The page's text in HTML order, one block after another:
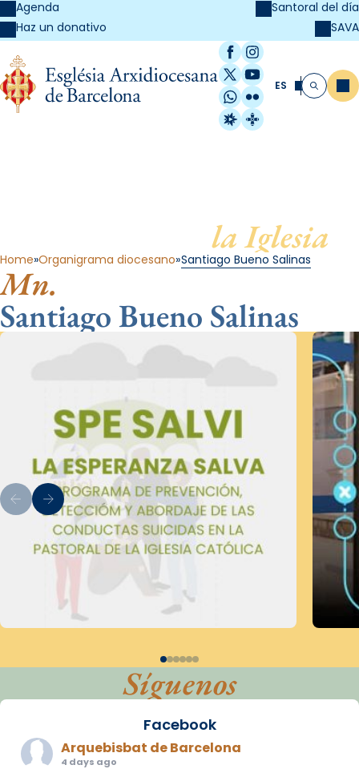
Agenda
Haz un donativo
Santoral del día
SAVA
Facebook
Instagram
X / Twitter
YouTube
WhatsApp
Flickr
Radio Estel
Catalunya
ES Buscar
la Iglesia
Home Organigrama diocesano Santiago Bueno Salinas
Mn.
Santiago Bueno Salinas
Síguenos
Facebook
Arquebisbat de Barcelona
4 days ago